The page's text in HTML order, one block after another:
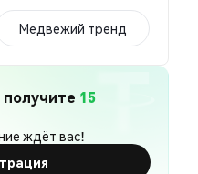
Медвежий тренд
получите 15
ждёт вас!